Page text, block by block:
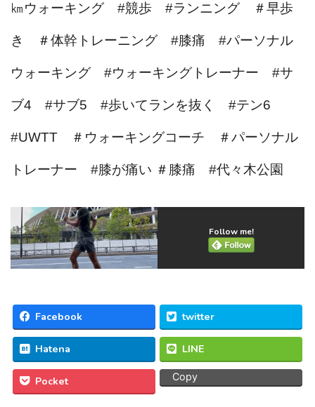
㎞ウォーキング #競歩 #ランニング ＃早歩
き ＃体幹トレーニング #膝痛 #パーソナル
ウォーキング #ウォーキングトレーナー #サ
ブ4 #サブ5 #歩いてランを抜く #テン6
#UWTT ＃ウォーキングコーチ ＃パーソナル
トレーナー #膝が痛い ＃膝痛 #代々木公園
Follow me!
Facebook twitter
Hatena LINE
Pocket Copy